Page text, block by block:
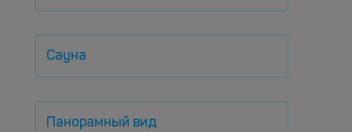
Сауна
Панорамный вид